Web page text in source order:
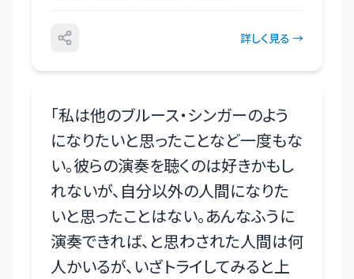
詳しく見る →
「私は他のブルース・シンガーのよう
になりたいと思ったことなど一度もな
い。彼らの演奏を聴くのは好きかもし
れないが、自分以外の人間になりた
いと思ったことはない。あんなふうに
演奏できれば、と思わされた人間は何
人かいるが、いざトライしてみると上